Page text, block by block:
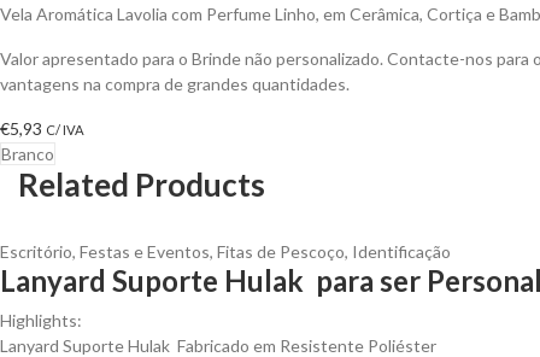
Vela Aromática Lavolia com Perfume Linho, em Cerâmica, Cortiça e
Valor apresentado para o Brinde não personalizado. Contacte-nos para
vantagens na compra de grandes quantidades.
€5,93 C/ IVA
Branco
Related Products
Escritório, Festas e Eventos, Fitas de Pescoço, Identificação
Lanyard Suporte Hulak para ser
Highlights:
Lanyard Suporte Hulak Fabricado em Resistente Poliéster